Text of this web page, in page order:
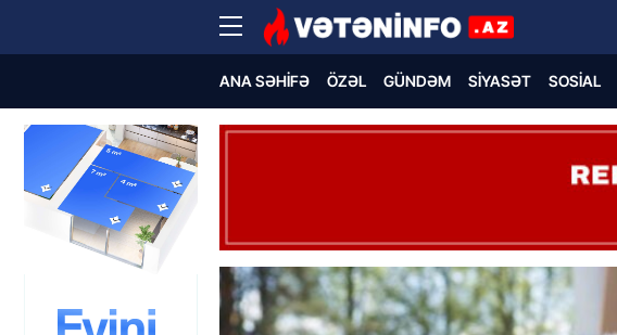
ANA SƏHIFƏ ÖZƏL GÜNDƏM SIYASƏT SOSIAL